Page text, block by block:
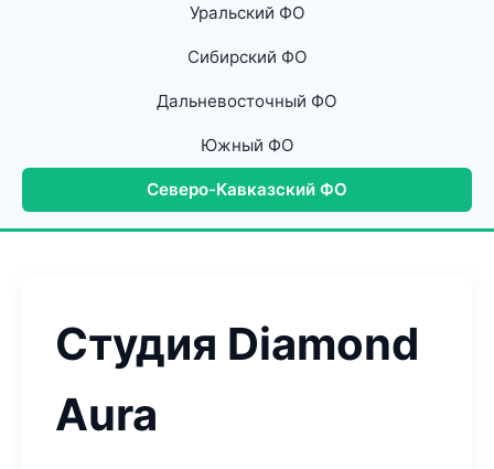
Уральский ФО
Сибирский ФО
Дальневосточный ФО
Южный ФО
Северо-Кавказский ФО
Студия Diamond
Aura